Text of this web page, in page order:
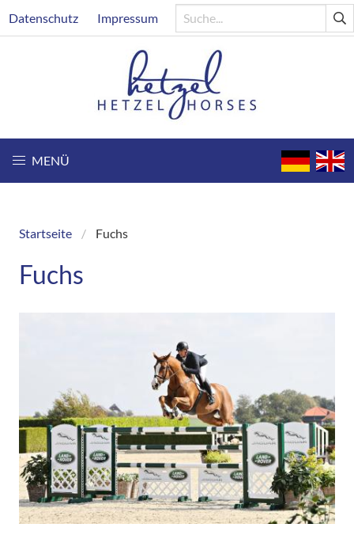
zum
Header
Datenschutz Impressum
MENÜ
Breadcrumb
Startseite Fuchs
Fuchs